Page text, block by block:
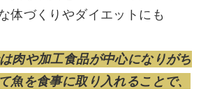
体づくりやダイエットにも
肉や加工食品が中心になりがち
魚を食事に取り入れることで、